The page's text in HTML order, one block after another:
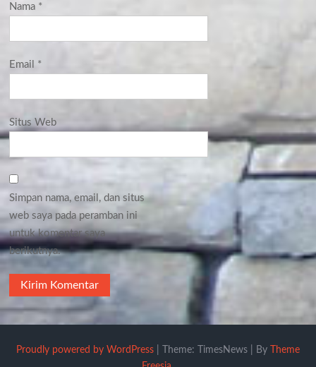
Nama *
Email *
Situs Web
Simpan nama, email, dan situs
web saya pada peramban ini
untuk komentar saya
berikutnya.
Proudly powered by WordPress Theme: TimesNews By
Theme